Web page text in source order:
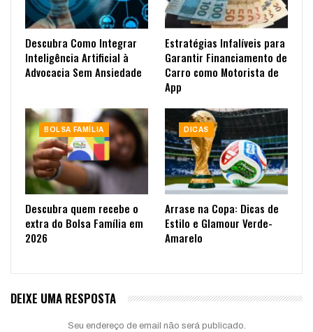
Descubra Como Integrar
Inteligência Artificial à
Advocacia Sem Ansiedade
Estratégias Infalíveis para
Garantir Financiamento de
Carro como Motorista de
App
BOLSA FAMÍLIA
Descubra quem recebe o
extra do Bolsa Família em
2026
DICAS
Arrase na Copa: Dicas de
Estilo e Glamour Verde-
Amarelo
DEIXE UMA RESPOSTA
Seu endereço de email não será publicado.